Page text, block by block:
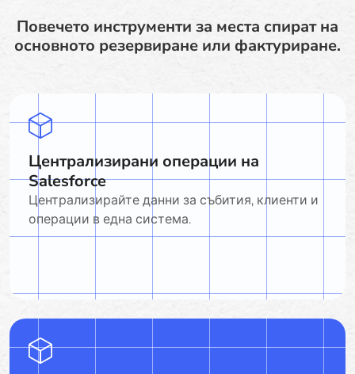
Повечето инструменти за места спират на
основното резервиране или фактуриране.
Централизирани операции на
Salesforce
Централизирайте данни за събития, клиенти и
операции в една система.